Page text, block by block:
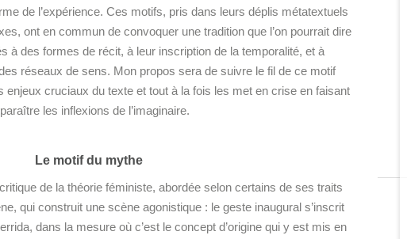
de l’expérience. Ces motifs, pris dans leurs déplis métatextuels
ont en commun de convoquer une tradition que l’on pourrait dire
à des formes de récit, à leur inscription de la temporalité, et à
réseaux de sens. Mon propos sera de suivre le fil de ce motif
enjeux cruciaux du texte et tout à la fois les met en crise en faisant
les inflexions de l’imaginaire.
Le motif du mythe
de la théorie féministe, abordée selon certains de ses traits
qui construit une scène agonistique : le geste inaugural s’inscrit
dans la mesure où c’est le concept d’origine qui y est mis en